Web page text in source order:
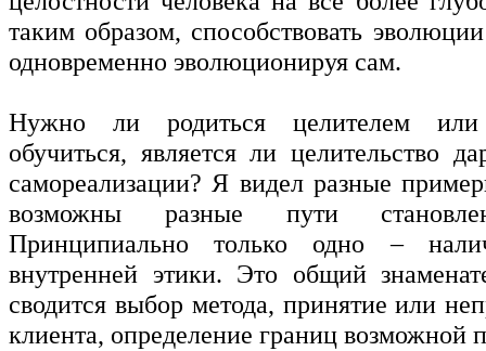
таким образом, способствовать
одновременно эволюционируя сам.
Нужно ли родиться целителем
обучиться, является ли целительство
самореализации? Я видел разные
возможны разные пути
Принципиально только одно –
внутренней этики. Это общий
сводится выбор метода, принятие или
клиента, определение границ возможной